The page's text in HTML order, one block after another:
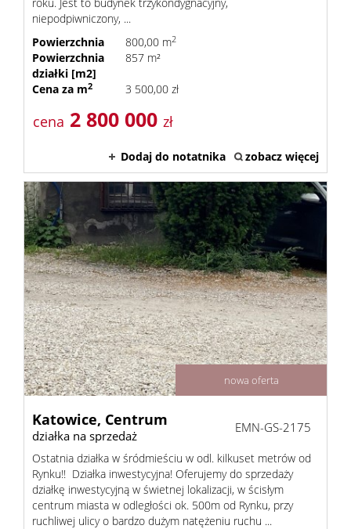
roku. Jest to budynek trzykondygnacyjny,
niepodpiwniczony, ...
Powierzchnia
800,00 m2
Powierzchnia
działki [m2]
857 m²
Cena za m2 3 500,00 zł
cena 2 800 000 zł
Dodaj do notatnika zobacz więcej
nowa oferta
Katowice, Centrum
działka na sprzedaż
EMN-GS-2175
Ostatnia działka w śródmieściu w odl. kilkuset metrów od
Rynku!! Działka inwestycyjna! Oferujemy do sprzedaży
działkę inwestycyjną w świetnej lokalizacji, w ścisłym
centrum miasta w odległości ok. 500m od Rynku, przy
ruchliwej ulicy o bardzo dużym natężeniu ruchu ...